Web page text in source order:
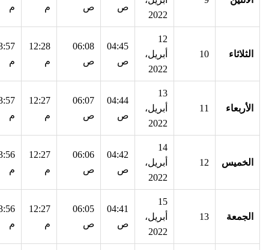
2022
ص
ص
م
م
الثلاثاء 10
12
أبريل،
2022
04:45
ص
06:08
ص
12:28
م
م
الأربعاء 11
13
أبريل،
2022
04:44
ص
06:07
ص
12:27
م
م
الخميس 12
14
أبريل،
2022
04:42
ص
06:06
ص
12:27
م
م
الجمعة 13
15
أبريل،
2022
04:41
ص
06:05
ص
12:27
م
م